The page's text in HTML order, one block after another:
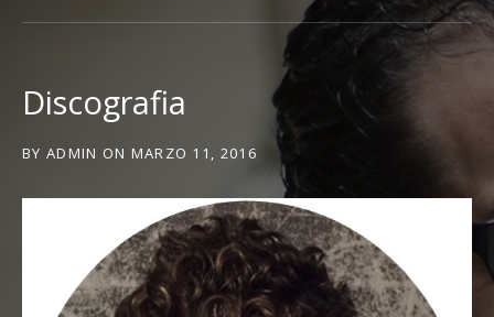
Discografia
BY ADMIN ON MARZO 11, 2016